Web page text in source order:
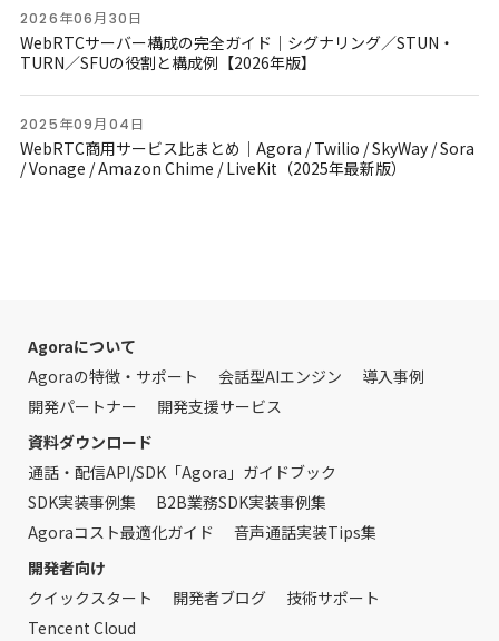
2026年06月30日
WebRTCサーバー構成の完全ガイド｜シグナリング／STUN・
TURN／SFUの役割と構成例【2026年版】
2025年09月04日
WebRTC商用サービス比まとめ｜Agora / Twilio / SkyWay / Sora
/ Vonage / Amazon Chime / LiveKit（2025年最新版）
Agoraについて
Agoraの特徴・サポート
会話型AIエンジン
導入事例
開発パートナー
開発支援サービス
資料ダウンロード
通話・配信API/SDK「Agora」ガイドブック
SDK実装事例集
B2B業務SDK実装事例集
Agoraコスト最適化ガイド
音声通話実装Tips集
開発者向け
クイックスタート
開発者ブログ
技術サポート
Tencent Cloud